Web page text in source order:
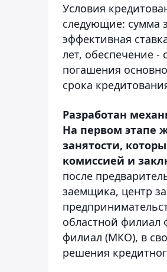
Условия
следующие: сумма
эффективная
лет, обеспечение -
погашения
срока
Разработан
На первом этапе
занятости,
комиссией и
после
заемщика, центр
областной филиал
филиал (МКО), в
решения